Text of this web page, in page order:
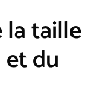
la taille
du